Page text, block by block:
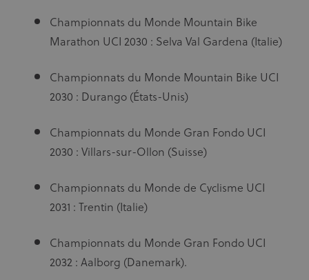
Championnats du Monde Mountain Bike
Marathon UCI 2030 : Selva Val Gardena (Italie)
Championnats du Monde Mountain Bike UCI
2030 : Durango (États-Unis)
Championnats du Monde Gran Fondo UCI
2030 : Villars-sur-Ollon (Suisse)
Championnats du Monde de Cyclisme UCI
2031 : Trentin (Italie)
Championnats du Monde Gran Fondo UCI
2032 : Aalborg (Danemark).